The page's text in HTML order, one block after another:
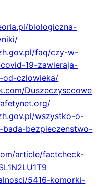
biologiczna-
faq/czy-w-
19-zawieraja-
od-czlowieka/
Duszeczysccowe
wszystko-o-
bada-bezpieczenstwo-
article/factcheck-
5416-komorki-